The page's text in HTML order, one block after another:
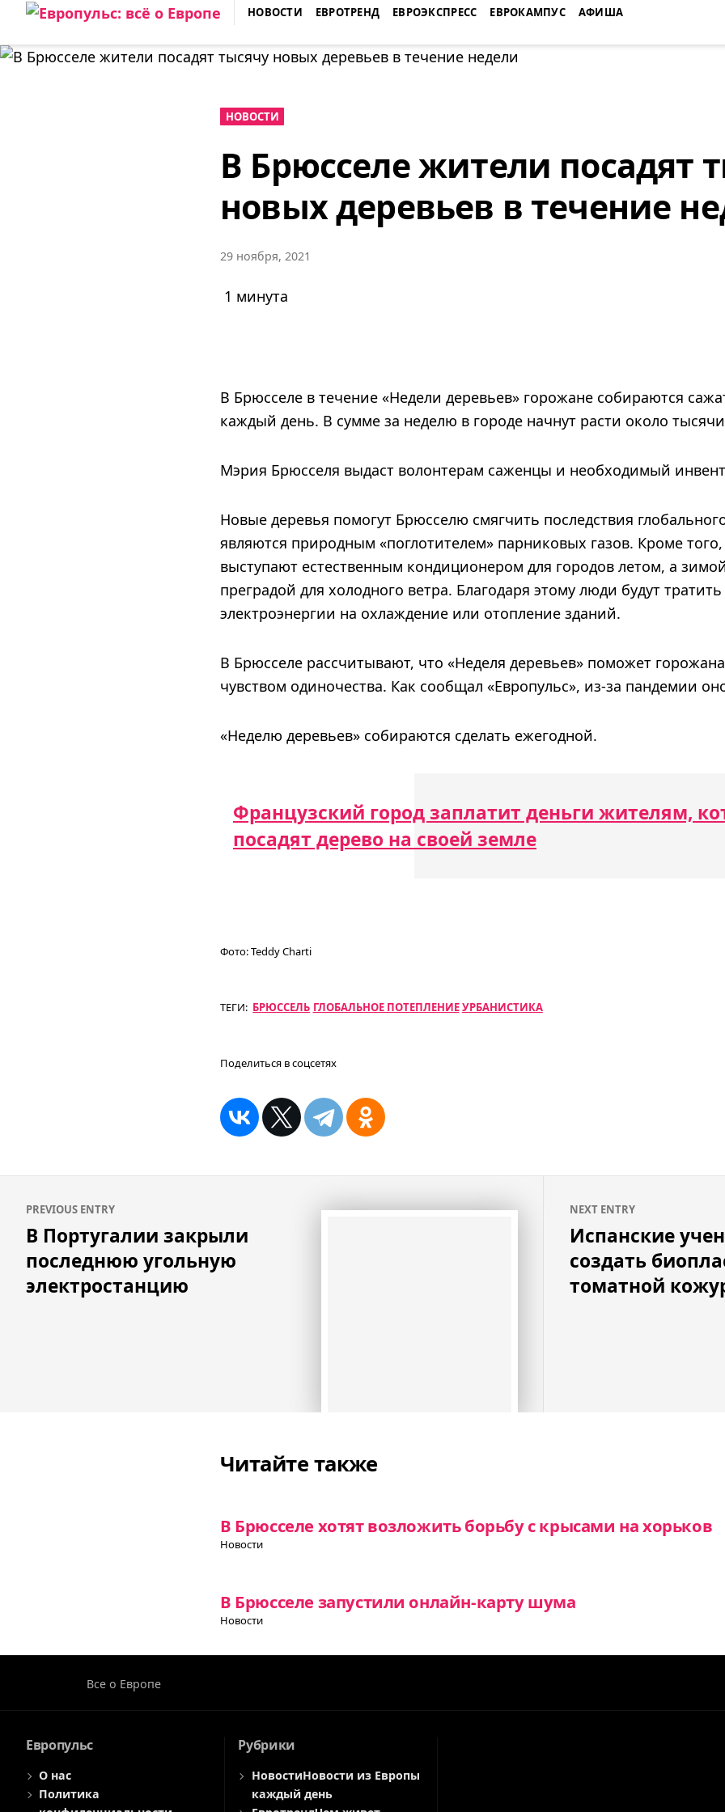
Skip
contentЕВРОПУЛЬС: ВСЁ О ЕВРОПЕ
НОВОСТИ ЕВРОТРЕНД ЕВРОЭКСПРЕСС ЕВРОКАМПУС АФИША
НОВОСТИ
В Брюсселе жители посадят
новых деревьев в течение
29 ноября, 2021
1 минута
В Брюсселе в течение «Недели деревьев» горожане собираются
каждый день. В сумме за неделю в городе начнут расти около
Мэрия Брюсселя выдаст волонтерам саженцы и необходимый
Новые деревья помогут Брюсселю смягчить последствия
являются природным «поглотителем» парниковых газов. Кроме того,
выступают естественным кондиционером для городов летом, а
преградой для холодного ветра. Благодаря этому люди будут
электроэнергии на охлаждение или отопление зданий.
В Брюсселе рассчитывают, что «Неделя деревьев» поможет
чувством одиночества. Как сообщал «Европульс», из-за пандемии
«Неделю деревьев» собираются сделать ежегодной.
Французский город заплатит деньги жителям,
посадят дерево на своей земле
Фото:Teddy Charti
ТЕГИ: БРЮССЕЛЬ ГЛОБАЛЬНОЕ ПОТЕПЛЕНИЕУРБАНИСТИКА
Поделиться в соцсетях
по
записям
PREVIOUS ENTRY
В Португалии закрыли
последнюю угольную
электростанцию
NEXT ENTRY
Испанские
создать
томатной
Читайте также
В Брюсселе хотят возложить борьбу с крысами на хорьков
Новости
В Брюсселе запустили онлайн-карту шума
Новости
Все о Европе
Европульс
О нас
Политика
Рубрики
НовостиНовости из Европы
каждый день